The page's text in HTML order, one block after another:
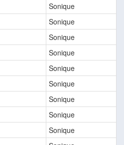
Sonique
Sonique
Sonique
Sonique
Sonique
Sonique
Sonique
Sonique
Sonique